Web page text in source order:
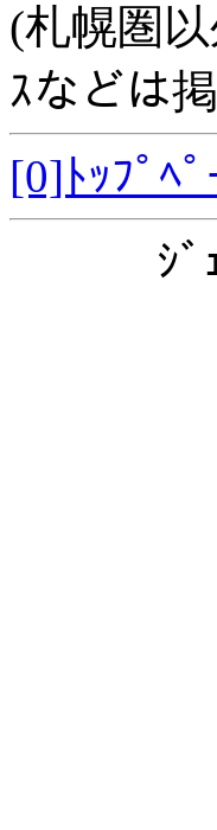
(札幌圏以
ｽなどは
[0]ﾄｯﾌﾟﾍ
ｼ